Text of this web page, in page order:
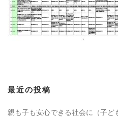
最近の投稿
親も子も安心できる社会に（子ど